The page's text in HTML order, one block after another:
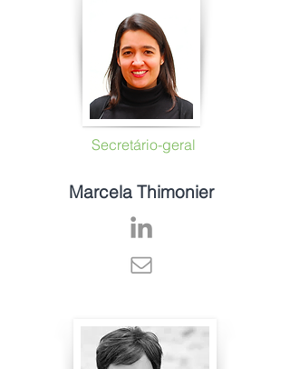
Secretário-geral
Marcela Thimonier